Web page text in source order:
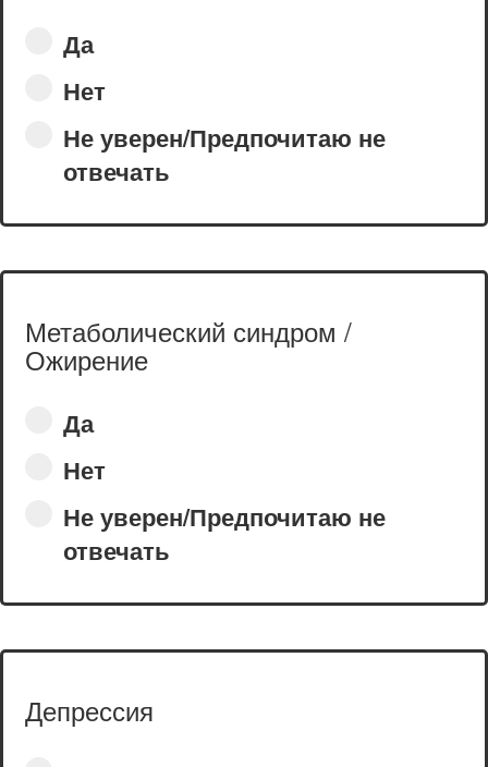
Да
Нет
Не уверен/Предпочитаю не
отвечать
Метаболический синдром /
Ожирение
Да
Нет
Не уверен/Предпочитаю не
отвечать
Депрессия